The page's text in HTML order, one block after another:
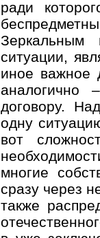
ради
ситуации,
иное важное
аналогично
договору.
одну
вот
многие
сразу через
также